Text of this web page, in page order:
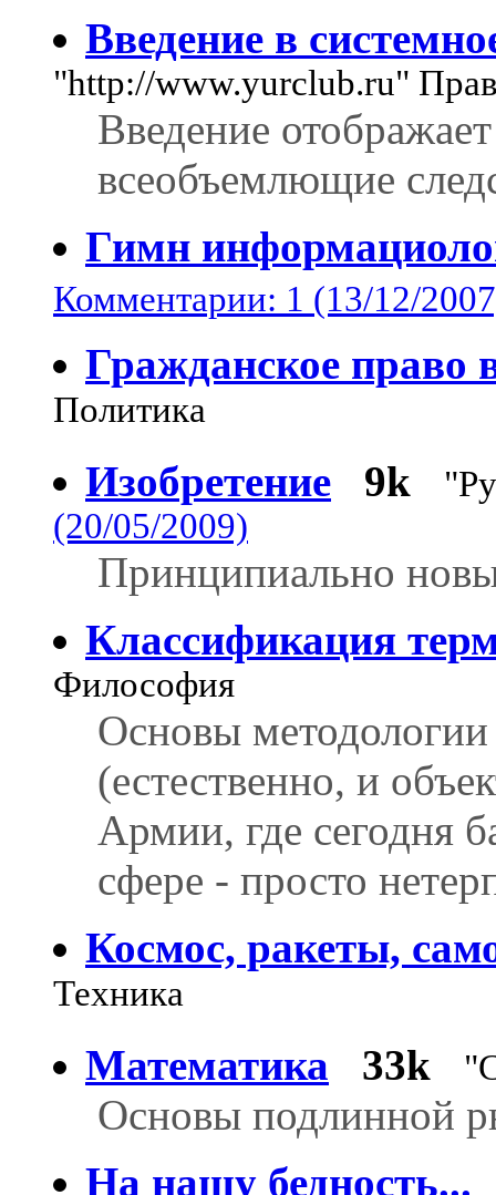
Введение в
"http://www.yurclub.ru"
Введение
всеобъемлющие
Гимн
Комментарии: 1 (13/12/
Гражданское право
Политика
Изобретение
9k
(20/05/2009)
Принципиально
Классификация
Философия
Основы
(естественно, и
Армии, где сегодня
сфере - просто
Космос, ракеты,
Техника
Математика
33k
Основы подлинной
На нашу бедность...